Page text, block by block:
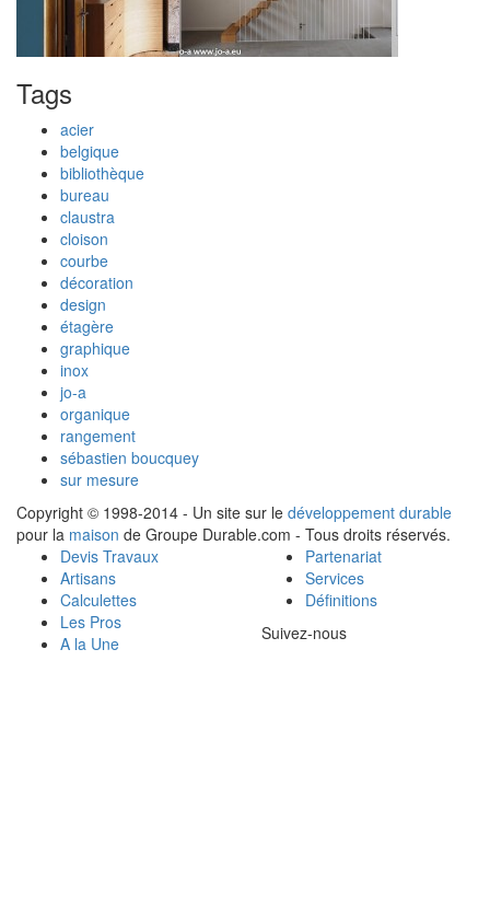
Tags
acier
belgique
bibliothèque
bureau
claustra
cloison
courbe
décoration
design
étagère
graphique
inox
jo-a
organique
rangement
sébastien boucquey
sur mesure
Copyright © 1998-2014 - Un site sur le développement durable
pour la maison de Groupe Durable.com - Tous droits réservés.
Devis Travaux
Artisans
Calculettes
Les Pros
A la Une
Partenariat
Services
Définitions
Suivez-nous